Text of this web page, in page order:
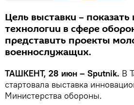
Цель выставки –
технологии в сфере
представить проекты
военнослужащих.
ТАШКЕНТ, 28 июн – Sputnik. В
стартовала выставка
Министерства обороны.